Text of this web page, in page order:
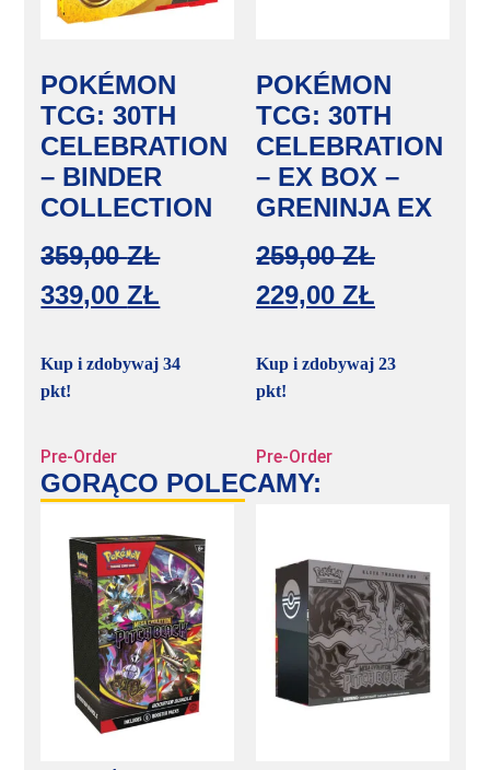
POKÉMON
TCG: 30TH
CELEBRATION
– BINDER
COLLECTION
359,00ZŁ
339,00ZŁ
Kup i zdobywaj 34
pkt!
Pre-Order
POKÉMON
TCG: 30TH
CELEBRATION
– EX BOX –
GRENINJA EX
259,00ZŁ
229,00 ZŁ
Kup i zdobywaj 23
pkt!
Pre-Order
GORĄCO POLECAMY: